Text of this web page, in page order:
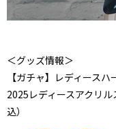
＜グッズ情報＞
【ガチャ】レディース
2025レディースアクリ
込）